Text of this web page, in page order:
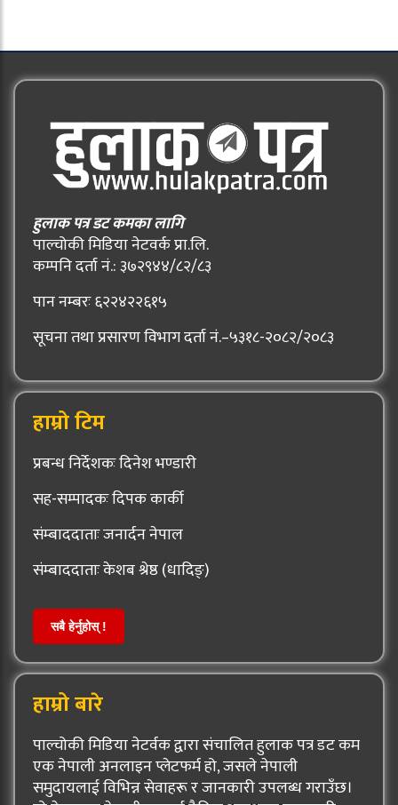
हुलाक पत्र डट कमका लागि
पाल्चोकी मिडिया नेटवर्क प्रा.लि.
कम्पनि दर्ता नं.: ३७२९४४/८२/८३
पान नम्बरः ६२२४२२६१५
सूचना तथा प्रसारण विभाग दर्ता नं.–५३१८-२०८२/२०८३
हाम्रो टिम
प्रबन्ध निर्देशकः दिनेश भण्डारी
सह-सम्पादकः दिपक कार्की
संम्बाददाताः जनार्दन नेपाल
संम्बाददाताः केशब श्रेष्ठ (धादिङ्)
सबै हेर्नुहोस् !
हाम्रो बारे
पाल्चोकी मिडिया नेटर्वक द्वारा संचालित हुलाक पत्र डट कम
एक नेपाली अनलाइन प्लेटफर्म हो, जसले नेपाली
समुदायलाई विभिन्न सेवाहरू र जानकारी उपलब्ध गराउँछ।